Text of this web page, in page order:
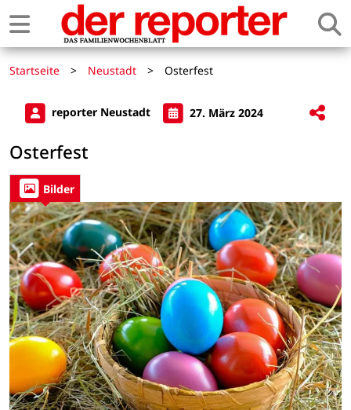
Startseite > Neustadt > Osterfest
reporter Neustadt 27. März 2024
Osterfest
Bilder